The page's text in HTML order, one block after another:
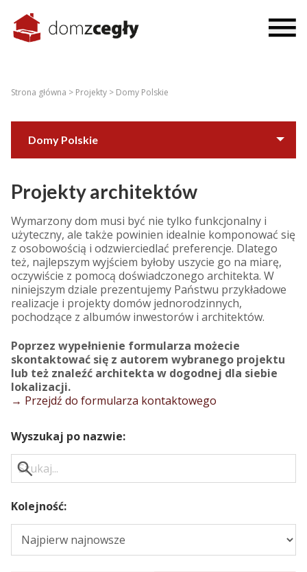
Strona główna > Projekty > Domy Polskie
Domy Polskie
Projekty architektów
Wymarzony dom musi być nie tylko funkcjonalny i
użyteczny, ale także powinien idealnie komponować się
z osobowością i odzwierciedlać preferencje. Dlatego
też, najlepszym wyjściem byłoby uszycie go na miarę,
oczywiście z pomocą doświadczonego architekta. W
niniejszym dziale prezentujemy Państwu przykładowe
realizacje i projekty domów jednorodzinnych,
pochodzące z albumów inwestorów i architektów.
Poprzez wypełnienie formularza możecie
skontaktować się z autorem wybranego projektu
lub też znaleźć architekta w dogodnej dla siebie
lokalizacji.
→ Przejdź do formularza kontaktowego
Wyszukaj po nazwie:
Kolejność: